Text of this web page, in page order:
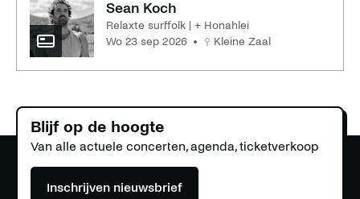
Sean Koch
Relaxte surffolk | + Honahlei
wo 23 sep 2026
Kleine Zaal
Blijf op de hoogte
Van alle actuele concerten, agenda, ticketverkoop
Inschrijven nieuwsbrief